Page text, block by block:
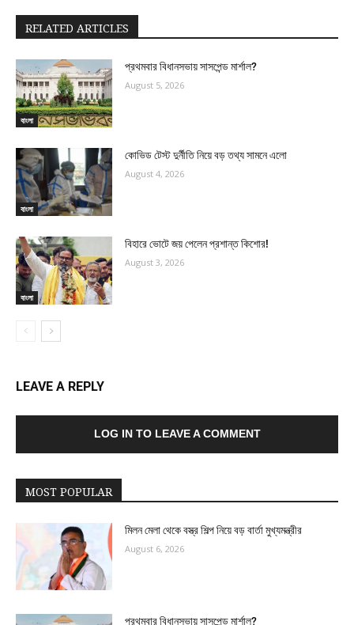
RELATED ARTICLES
বাংলা
প্রথমবার বিধানসভায় সাসপেন্ড মার্শাল?
August 5, 2026
বাংলা
কোভিড টেস্ট দুর্নীতি নিয়ে বড় তথ্য সামনে এলো
August 4, 2026
বাংলা
বিহারে ভোটে জয় পেলেন প্রশান্ত কিশোর!
August 3, 2026
LEAVE A REPLY
LOG IN TO LEAVE A COMMENT
MOST POPULAR
মিলন মেলা থেকে বস্ত্র শিল্প নিয়ে বড় বার্তা মুখ্যমন্ত্রীর
August 6, 2026
প্রথমবার বিধানসভায় সাসপেন্ড মার্শাল?